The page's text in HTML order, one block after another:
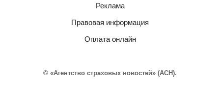
Реклама
Правовая информация
Оплата онлайн
© «Агентство страховых новостей» (АСН).